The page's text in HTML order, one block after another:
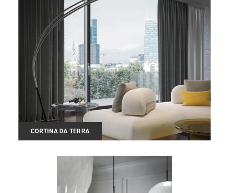
CORTINA DA TERRA